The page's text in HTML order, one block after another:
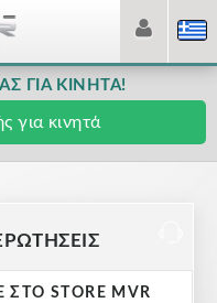
ΓΙΑ ΚΙΝΗΤΆ!
για κινητά
STORE MVR